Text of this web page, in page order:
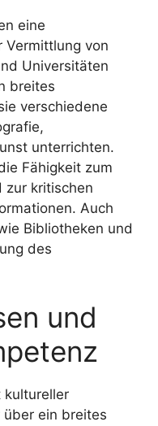
eine
Vermittlung von
Universitäten
breites
verschiedene
unterrichten.
Fähigkeit zum
zur kritischen
Auch
Bibliotheken und
des
und
kultureller
über ein breites